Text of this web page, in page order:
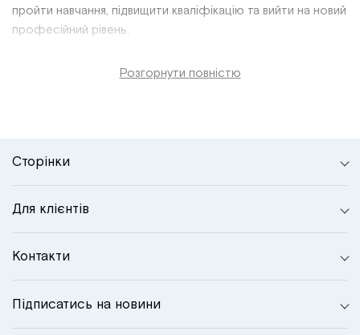
пройти навчання, підвищити кваліфікацію та вийти на новий
професійний рівень.
Розгорнути повністю
Сторінки
Для клієнтів
Контакти
Підписатись на новини